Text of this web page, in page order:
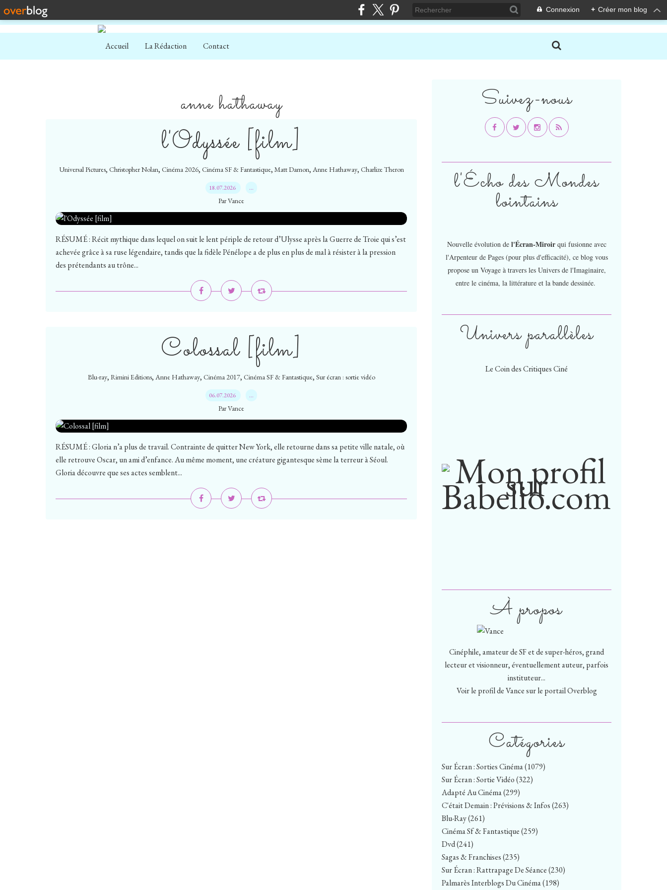
Connexion + Créer mon blog
Accueil La Rédaction Contact
anne hathaway
l'Odyssée [film]
Universal Pictures, Christopher Nolan, Cinéma 2026, Cinéma SF & Fantastique, Matt Damon, Anne Hathaway, Charlize Theron
18.07.2026 …
Par Vance
RÉSUMÉ : Récit mythique dans lequel on suit le lent périple de retour d’Ulysse après la Guerre de Troie qui s’est
achevée grâce à sa ruse légendaire, tandis que la fidèle Pénélope a de plus en plus de mal à résister à la pression
des prétendants au trône...
Colossal [film]
Blu-ray, Rimini Editions, Anne Hathaway, Cinéma 2017, Cinéma SF & Fantastique, Sur écran : sortie vidéo
06.07.2026 …
Par Vance
RÉSUMÉ : Gloria n’a plus de travail. Contrainte de quitter New York, elle retourne dans sa petite ville natale, où
elle retrouve Oscar, un ami d’enfance. Au même moment, une créature gigantesque sème la terreur à Séoul.
Gloria découvre que ses actes semblent...
Catégories
Sur Écran : Sorties Cinéma(1079)
Sur Écran : Sortie Vidéo(322)
Adapté Au Cinéma(299)
C'était Demain : Prévisions & Infos(263)
Blu-Ray(261)
Cinéma Sf & Fantastique(259)
Dvd(241)
Sagas & Franchises(235)
Sur Écran : Rattrapage De Séance(230)
Palmarès Interblogs Du Cinéma(198)
Suivez-nous
À propos
Cinéphile, amateur de SF et de super-héros, grand
lecteur et visionneur, éventuellement auteur, parfois
instituteur...
Voir le profil deVancesur le portail Overblog
Univers parallèles
Le Coin des Critiques Ciné
l'Écho des Mondes
lointains
Nouvelle évolution de l'Écran-Miroir qui fusionne avec
l'Arpenteur de Pages (pour plus d'efficacité), ce blog vous
propose un Voyage à travers les Univers de l'Imaginaire,
entre le cinéma, la littérature et la bande dessinée.